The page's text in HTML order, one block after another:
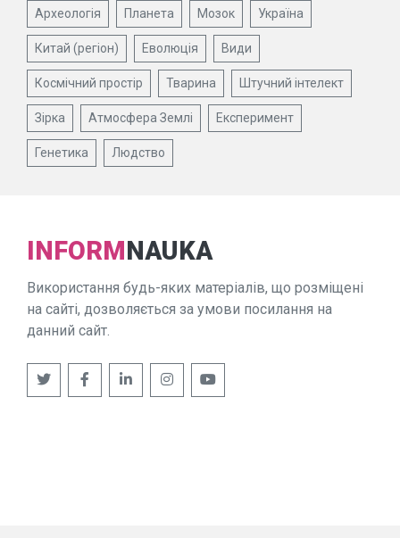
Археологія Планета Мозок Україна
Китай (регіон) Еволюція Види
Космічний простір Тварина Штучний інтелект
Зірка Атмосфера Землі Експеримент
Генетика Людство
INFORMNAUKA
Використання будь-яких матеріалів, що розміщені
на сайті, дозволяється за умови посилання на
данний сайт.